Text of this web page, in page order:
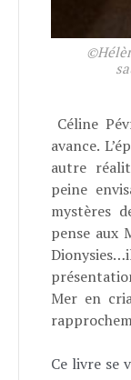
Céline
avance.
autre
peine
mystères
pense aux
Mer en
Ce livre se